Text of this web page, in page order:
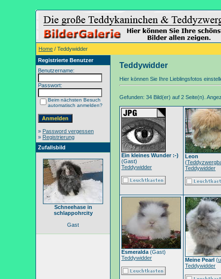
Home / Teddywidder
Registrierte Benutzer
Benutzername:
Passwort:
Beim nächsten Besuch
automatisch anmelden?
» Password vergessen
» Registrierung
Zufallsbild
Schneehase in
schlappohrcity
Gast
Teddywidder
Hier können Sie Ihre Lieblingsfotos
Gefunden: 34 Bild(er) auf 2 Seite(n).
Ein kleines Wunder :-)
(Gast)
Teddywidder
Leon
(
Teddywidder
Esmeralda (Gast)
Teddywidder
Meine Pearl (
Teddywidder